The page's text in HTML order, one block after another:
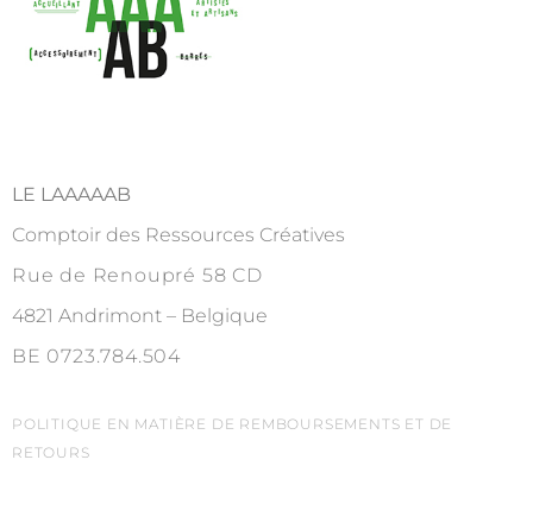
LE LAAAAAB
Comptoir des Ressources Créatives
Rue de Renoupré 58 CD
4821 Andrimont – Belgique
BE 0723.784.504
POLITIQUE EN MATIÈRE DE REMBOURSEMENTS ET DE
RETOURS